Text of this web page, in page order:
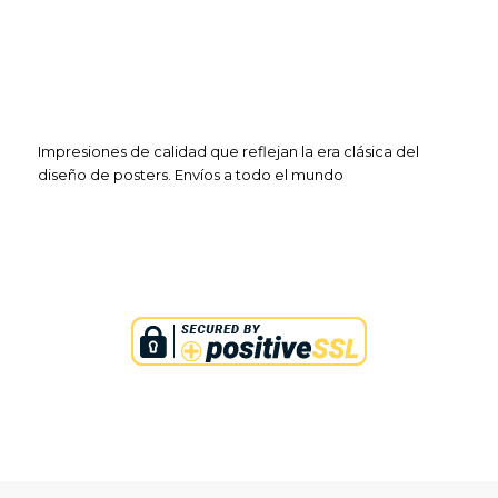
Impresiones de calidad que reflejan la era clásica del
diseño de posters. Envíos a todo el mundo